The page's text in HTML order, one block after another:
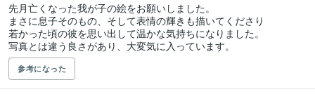
先月亡くなった我が子の絵をお願いしました。
まさに息子そのもの、そして表情の輝きも描いてくださり
若かった頃の彼を思い出して温かな気持ちになりました。
写真とは違う良さがあり、大変気に入っています。
参考になった